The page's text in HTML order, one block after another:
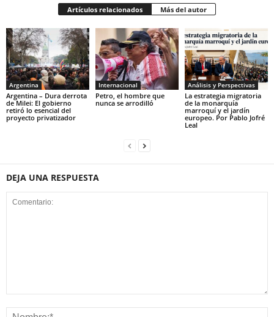
Artículos relacionados Más del autor
Argentina
Argentina – Dura derrota
de Milei: El gobierno
retiró lo esencial del
proyecto privatizador
Internacional
Petro, el hombre que
nunca se arrodilló
Análisis y Perspectivas
La estrategia migratoria
de la monarquía
marroquí y el jardín
europeo. Por Pablo Jofré
Leal
DEJA UNA RESPUESTA